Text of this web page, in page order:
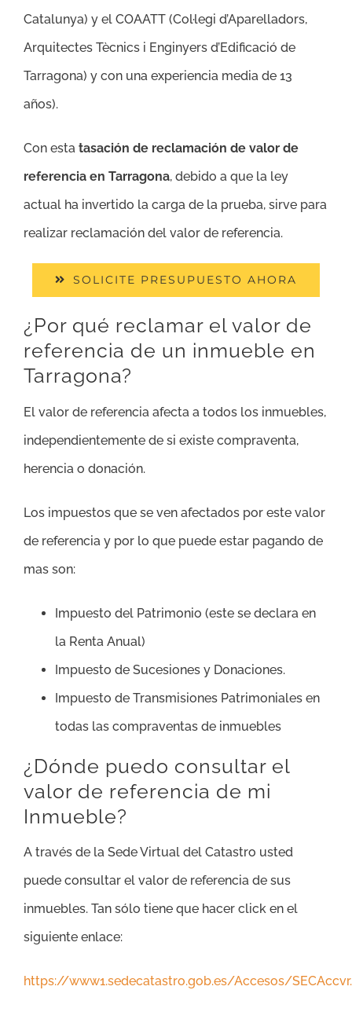
Catalunya) y el COAATT (Col·legi d’Aparelladors,
Arquitectes Tècnics i Enginyers d’Edificació de
Tarragona) y con una experiencia media de 13
años).
Con esta tasación de reclamación de valor de
referencia en Tarragona, debido a que la ley
actual ha invertido la carga de la prueba, sirve para
realizar reclamación del valor de referencia.
SOLICITE PRESUPUESTO AHORA
¿Por qué reclamar el valor de
referencia de un inmueble en
Tarragona?
El valor de referencia afecta a todos los inmuebles,
independientemente de si existe compraventa,
herencia o donación.
Los impuestos que se ven afectados por este valor
de referencia y por lo que puede estar pagando de
mas son:
Impuesto del Patrimonio (este se declara en
la Renta Anual)
Impuesto de Sucesiones y Donaciones.
Impuesto de Transmisiones Patrimoniales en
todas las compraventas de inmuebles
¿Dónde puedo consultar el
valor de referencia de mi
Inmueble?
A través de la Sede Virtual del Catastro usted
puede consultar el valor de referencia de sus
inmuebles. Tan sólo tiene que hacer click en el
siguiente enlace:
https://www1.sedecatastro.gob.es/Accesos/